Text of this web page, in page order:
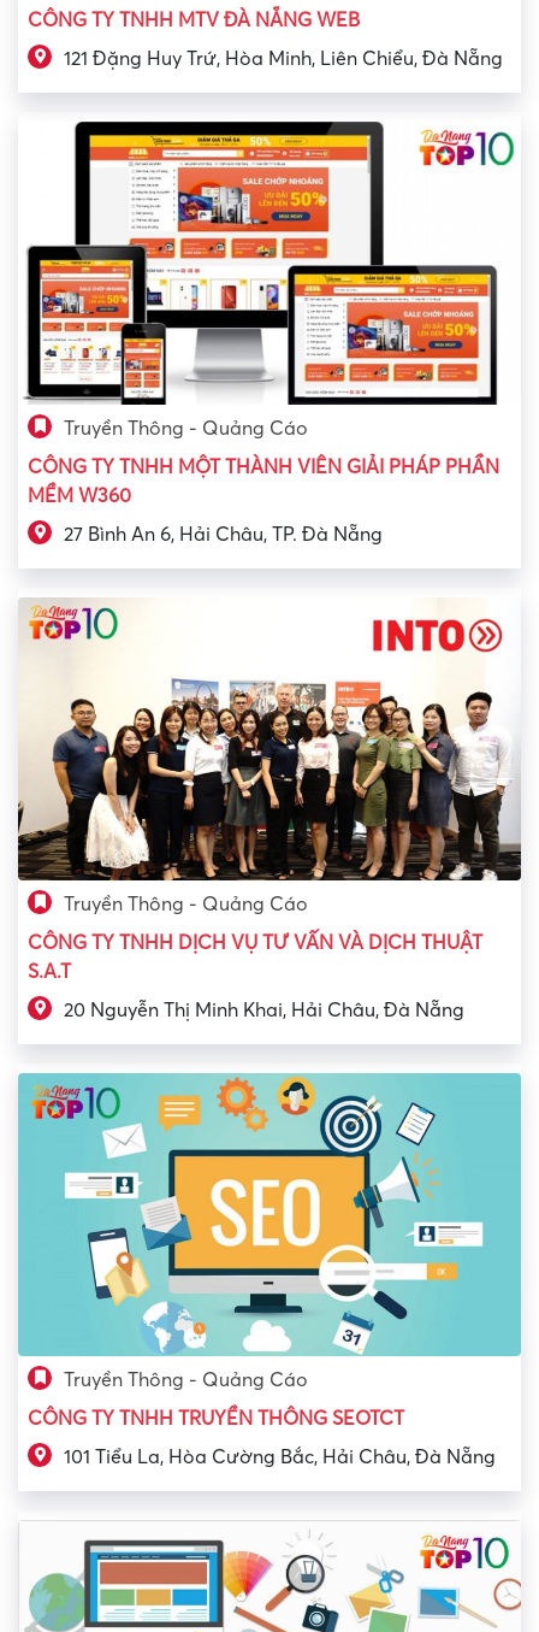
CÔNG TY TNHH MTV ĐÀ NẴNG WEB
121 Đặng Huy Trứ, Hòa Minh, Liên Chiểu, Đà Nẵng
Truyền Thông - Quảng Cáo
CÔNG TY TNHH MỘT THÀNH VIÊN GIẢI PHÁP PHẦN
MỀM W360
27 Bình An 6, Hải Châu, TP. Đà Nẵng
Truyền Thông - Quảng Cáo
CÔNG TY TNHH DỊCH VỤ TƯ VẤN VÀ DỊCH THUẬT
S.A.T
20 Nguyễn Thị Minh Khai, Hải Châu, Đà Nẵng
Truyền Thông - Quảng Cáo
CÔNG TY TNHH TRUYỀN THÔNG SEOTCT
101 Tiểu La, Hòa Cường Bắc, Hải Châu, Đà Nẵng